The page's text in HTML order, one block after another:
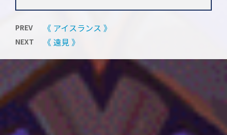
PREV 《 アイスランス 》
NEXT 《 遠見 》